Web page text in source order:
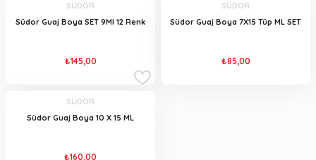
SÜDOR
Südor Guaj Boya SET 9Ml 12 Renk
₺145,00
SÜDOR
Südor Guaj Boya 7X15 Tüp ML SET
₺85,00
SÜDOR
Südor Guaj Boya 10 X 15 ML
₺160,00